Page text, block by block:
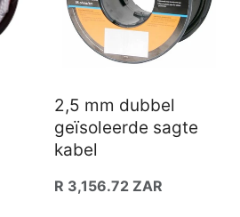
2,5 mm dubbel
geïsoleerde sagte
kabel
Gewone
R 3,156.72 ZAR